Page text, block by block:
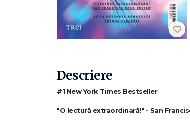
Descriere
#1 New York Times Bestseller
"O lectură extraordinară!" - San